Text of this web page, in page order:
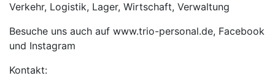
Verkehr, Logistik, Lager, Wirtschaft, Verwaltung
Besuche uns auch auf www.trio-personal.de, Facebook
und Instagram
Kontakt: